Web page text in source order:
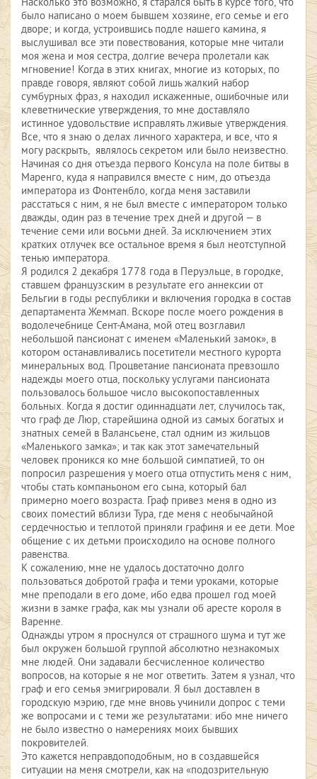
Насколько это возможно, я старался быть в курсе того, что
было написано о моем бывшем хозяине, его семье и его
дворе; и когда, устроившись подле нашего камина, я
выслушивал все эти повествования, которые мне читали
моя жена и моя сестра, долгие вечера пролетали как
мгновение! Когда в этих книгах, многие из которых, по
правде говоря, являют собой лишь жалкий набор
сумбурных фраз, я находил искаженные, ошибочные или
клеветнические утверждения, то мне доставляло
истинное удовольствие исправлять лживые утверждения.
Все, что я знаю о делах личного характера, и все, что я
могу раскрыть, являлось секретом или было неизвестно.
Начиная со дня отъезда первого Консула на поле битвы в
Маренго, куда я направился вместе с ним, до отъезда
императора из Фонтенбло, когда меня заставили
расстаться с ним, я не был вместе с императором только
дважды, один раз в течение трех дней и другой — в
течение семи или восьми дней. За исключением этих
кратких отлучек все остальное время я был неотступной
тенью императора.
Я родился 2 декабря 1778 года в Перуэльце, в городке,
ставшем французским в результате его аннексии от
Бельгии в годы республики и включения городка в состав
департамента Жеммап. Вскоре после моего рождения в
водолечебнице Сент-Амана, мой отец возглавил
небольшой пансионат с именем «Маленький замок», в
котором останавливались посетители местного курорта
минеральных вод. Процветание пансионата превзошло
надежды моего отца, поскольку услугами пансионата
пользовалось большое число высокопоставленных
больных. Когда я достиг одиннадцати лет, случилось так,
что граф де Люр, старейшина одной из самых богатых и
знатных семей в Валансьене, стал одним из жильцов
«Маленького замка»; и так как этот замечательный
человек проникся ко мне большой симпатией, то он
попросил разрешения у моего отца отпустить меня с ним,
чтобы стать компаньоном его сына, который бал
примерно моего возраста. Граф привез меня в одно из
своих поместий вблизи Тура, где меня с необычайной
сердечностью и теплотой приняли графиня и ее дети. Мое
общение с их детьми происходило на основе полного
равенства.
К сожалению, мне не удалось достаточно долго
пользоваться добротой графа и теми уроками, которые
мне преподали в его доме, ибо едва прошел год моей
жизни в замке графа, как мы узнали об аресте короля в
Варенне.
Однажды утром я проснулся от страшного шума и тут же
был окружен большой группой абсолютно незнакомых
мне людей. Они задавали бесчисленное количество
вопросов, на которые я не мог ответить. Затем я узнал, что
граф и его семья эмигрировали. Я был доставлен в
городскую мэрию, где мне вновь учинили допрос с теми
же вопросами и с теми же результатами: ибо мне ничего
не было известно о намерениях моих бывших
покровителей.
Это кажется неправдоподобным, но в создавшейся
ситуации на меня смотрели, как на «подозрительную